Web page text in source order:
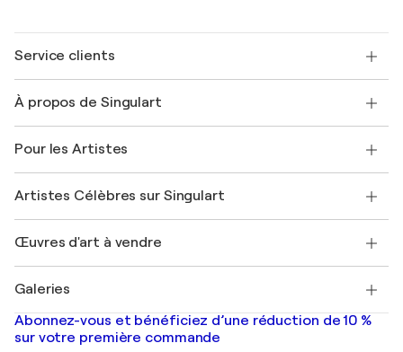
Service clients
Expédition
Offrir une carte cadeau
Rejoignez notre programme commercial
Mon compte
+33 1 76 44 06 42
À propos de Singulart
FAQ
Magazine Singulart
Emplois
Découvrez une sélection d'art original
Pour les Artistes
Se connecter en tant qu'Artiste
Artistes Célèbres sur Singulart
Marc Chagall
Banksy
Mr. Brainwash
Shepard Fairey
Œuvres d'art à vendre
Tableaux abstraits à vendre
Peintures de paysage
Estampes
Galeries
Galeries d'art en France
Galeries d'art en Belgique
Abonnez-vous et bénéficiez d’une réduction de 10 %
sur votre première commande